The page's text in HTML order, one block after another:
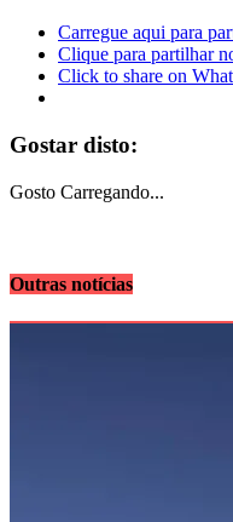
Carregue aqui para
Clique para partilhar
Click to share on
Gostar disto:
Gosto Carregando...
Outras notícias